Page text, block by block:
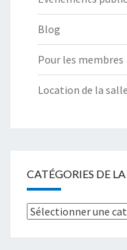
Blog
Pour les membres
Location de la
CATÉGORIES DE
Catégories